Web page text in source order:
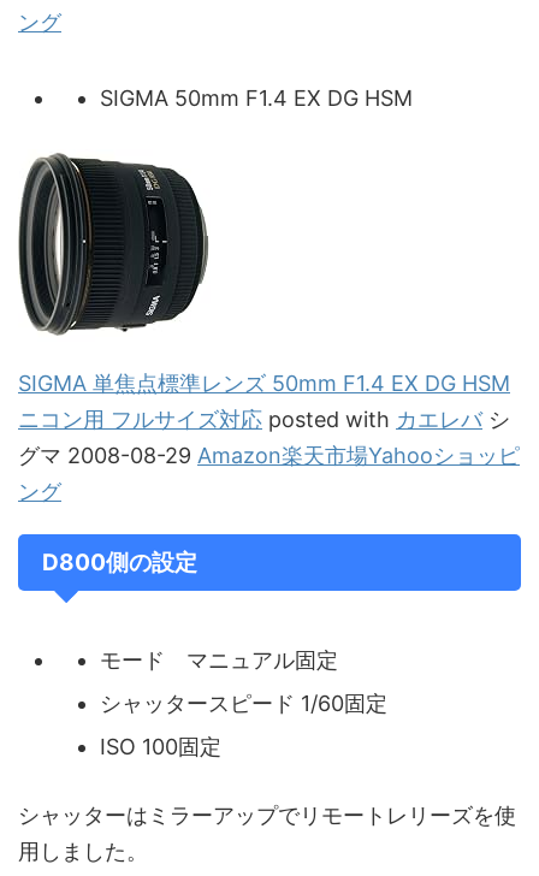
ング
SIGMA 50mm F1.4 EX DG HSM
SIGMA 単焦点標準レンズ 50mm F1.4 EX DG HSM
ニコン用 フルサイズ対応 posted with カエレバシ
グマ 2008-08-29 Amazon楽天市場Yahooショッピ
ング
D800側の設定
モード マニュアル固定
シャッタースピード 1/60固定
ISO 100固定
シャッターはミラーアップでリモートレリーズを使
用しました。